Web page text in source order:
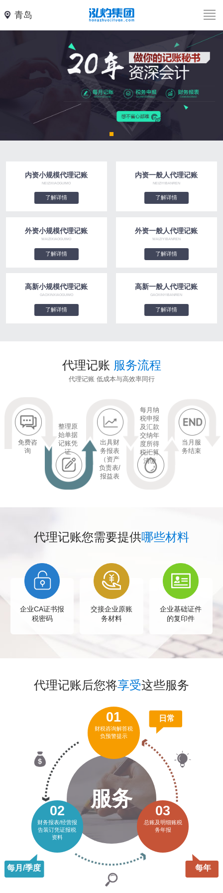
青岛
内资小规模代理记账
NEIZIXIAOGUIMO
了解详情
内资一般人代理记账
NEIZIYIBANREN
了解详情
外资小规模代理记账
WAIZIXIAOGUIMO
了解详情
外资一般人代理记账
WAIZIYIBANREN
了解详情
高新小规模代理记账
GAOXINXIAOGUIMO
了解详情
高新一般人代理记账
GAOXINYIBANREN
了解详情
代理记账 服务流程
代理记账 低成本与高效率同行
免费咨
询
整理原
始单据
记账凭
证
出具财
务报表
（资产
负责表/
报益表
每月纳
税申报
及汇款
交纳年
度所得
税汇算
清缴
当月服
务结束
代理记账您需要提供哪些材料
企业CA证书报
税密码
交接企业原账
务材料
企业基础证件
的复印件
代理记账后您将享受这些服务
服务
01
财税咨询解答税
负预警提示
日常
02
财务报表/经营报
告装订凭证报税
资料
每月/季度
03
总账及明细账税
务年报
每年